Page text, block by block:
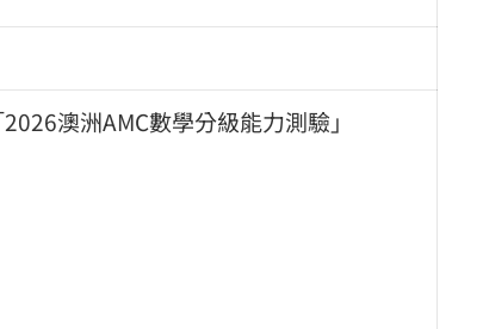
澳洲AMC數學分級能力測驗」